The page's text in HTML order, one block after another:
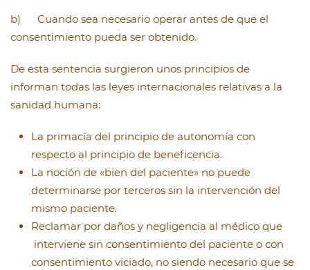
b) Cuando sea necesario operar antes de que el
consentimiento pueda ser obtenido.
De esta sentencia surgieron unos principios de
informan todas las leyes internacionales relativas a la
sanidad humana:
La primacía del principio de autonomía con
respecto al principio de beneficencia.
La noción de «bien del paciente» no puede
determinarse por terceros sin la intervención del
mismo paciente.
Reclamar por daños y negligencia al médico que
interviene sin consentimiento del paciente o con
consentimiento viciado, no siendo necesario que se